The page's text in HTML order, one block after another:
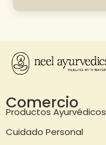
Comercio
Productos Ayurvédicos
Cuidado Personal